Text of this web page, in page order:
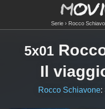
Serie Rocco
5x01
Il
Rocco Schiavone: